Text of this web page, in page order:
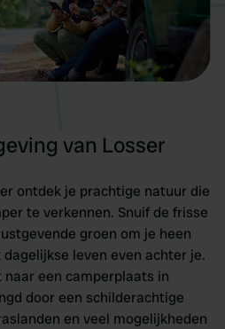
van Losser
ontdek je prachtige natuur die
te verkennen. Snuif de frisse
groen om je heen
leven even achter je.
een camperplaats in
door een schilderachtige
en veel mogelijkheden